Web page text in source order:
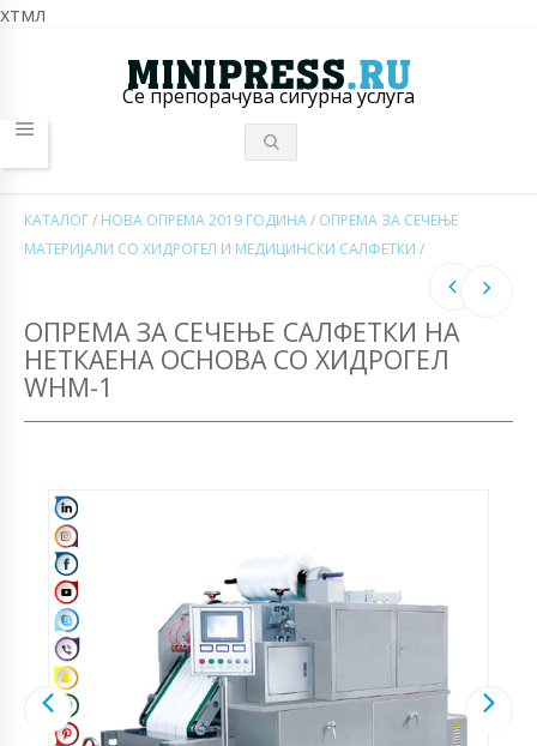
хтмл
Се препорачува сигурна услуга
КАТАЛОГ/ НОВА ОПРЕМА 2019 ГОДИНА/ ОПРЕМА ЗА СЕЧЕЊЕ
МАТЕРИЈАЛИ СО ХИДРОГЕЛ И МЕДИЦИНСКИ САЛФЕТКИ /
ОПРЕМА ЗА СЕЧЕЊЕ САЛФЕТКИ НА
НЕТКАЕНА ОСНОВА СО ХИДРОГЕЛ
WHM-1